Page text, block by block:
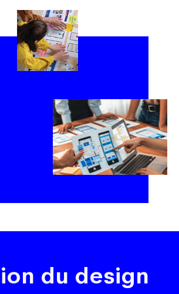
internationaux
du design